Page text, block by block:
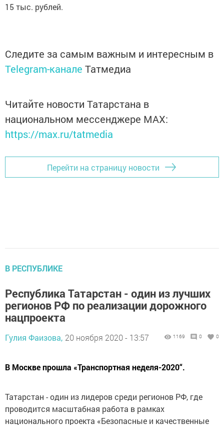
15 тыс. рублей.
Следите за самым важным и интересным в
Telegram-канале Татмедиа
Читайте новости Татарстана в
национальном мессенджере MАХ:
https://max.ru/tatmedia
Перейти на страницу новости
В РЕСПУБЛИКЕ
Республика Татарстан - один из лучших
регионов РФ по реализации дорожного
нацпроекта
Гулия Фаизова, 20 ноября 2020 - 13:57 1169 0 0
В Москве прошла «Транспортная неделя-2020“.
Татарстан - один из лидеров среди регионов РФ, где
проводится масштабная работа в рамках
национального проекта «Безопасные и качественные